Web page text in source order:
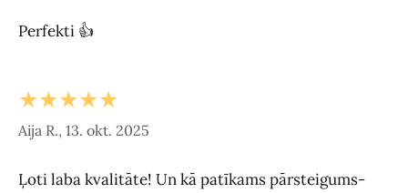
Perfekti 👍
★★★★★
Aija R., 13. okt. 2025
Ļoti laba kvalitāte! Un kā patīkams pārsteigums-